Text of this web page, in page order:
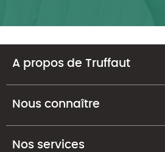
A propos de Truffaut
Nous connaître
Nos services